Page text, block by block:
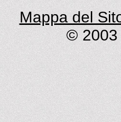
Mappa del
© 2003